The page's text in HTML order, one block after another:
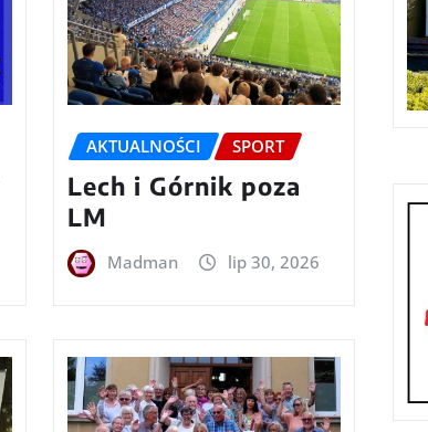
AKTUALNOŚCI SPORT
Lech i Górnik poza
LM
Madman lip 30, 2026